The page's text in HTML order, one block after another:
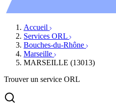
Accueil
Services ORL
Bouches-du-Rhône
Marseille
MARSEILLE (13013)
Trouver un service ORL